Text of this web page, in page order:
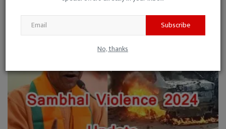
Subscribe
No, thanks